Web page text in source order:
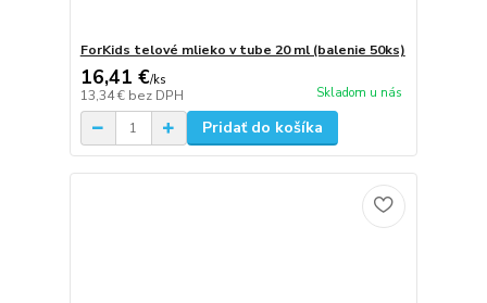
ForKids telové mlieko v tube 20 ml (balenie 50ks)
16,41 €/ks
13,34 € bez DPH Skladom u nás
Pridať do košíka